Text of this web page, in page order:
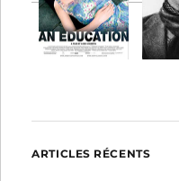
ARTICLES RÉCENTS